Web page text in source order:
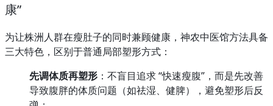
康”
为让株洲人群在瘦肚子的同时兼顾健康，神农中医馆方法具备
三大特色，区别于普通局部塑形方式：
先调体质再塑形 ：不盲目追求 “快速瘦腹”，而是先改善
导致腹胖的体质问题（如祛湿、健脾），避免塑形后反